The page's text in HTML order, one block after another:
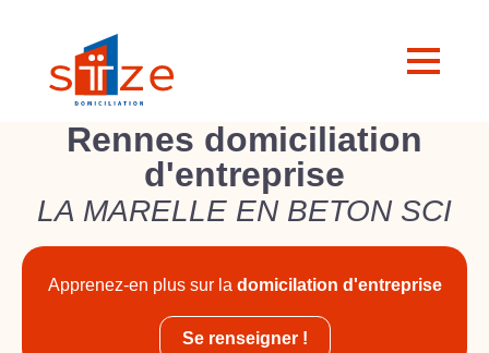
Rennes domiciliation
d'entreprise
LA MARELLE EN BETON SCI
Apprenez-en plus sur la domicilation d'entreprise
Se renseigner !